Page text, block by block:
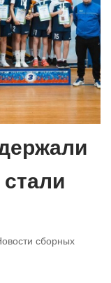
сборных